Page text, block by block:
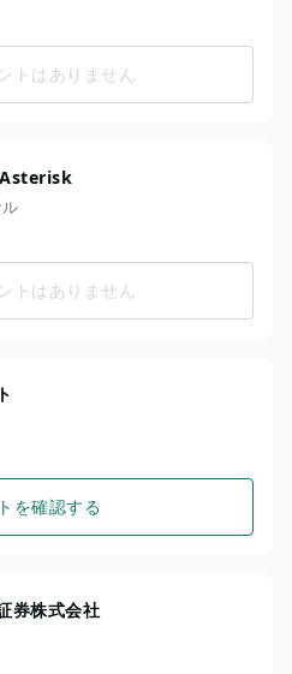
トはありません
トはありません
を確認する
券株式会社